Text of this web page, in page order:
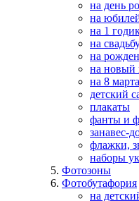
на день
на
на 1
на
на
на новый
на 8 марта
детский
плакаты
фанты и
занавес-
флажки,
наборы
Фотозоны
Фотобутафория
на